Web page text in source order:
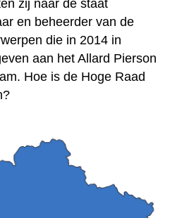
zij naar de staat
en beheerder van de
die in 2014 in
aan het Allard Pierson
Hoe is de Hoge Raad